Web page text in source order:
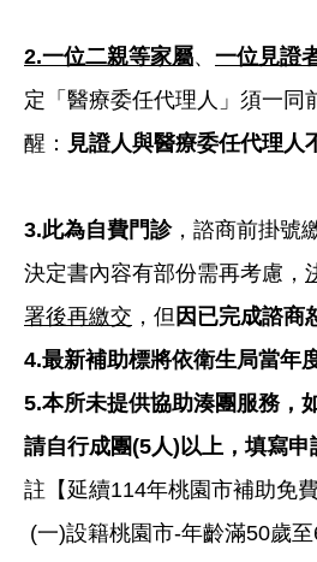
2.一位二親等家屬、 一位見證
定「醫療委任代理人」須一同
醒： 見證人與醫療委任代理人
3.此為自費門診，諮商前掛號
決定書內容有部份需再考慮，
署後再繳交 ，但 因已完成諮商
4.最新補助標將依衛生局當年
5.本所未提供協助湊團服務，
請自行成團(5人)以上，填寫申
註【延續114年桃園市補助免費
(一)設籍桃園市-年齡滿50歲